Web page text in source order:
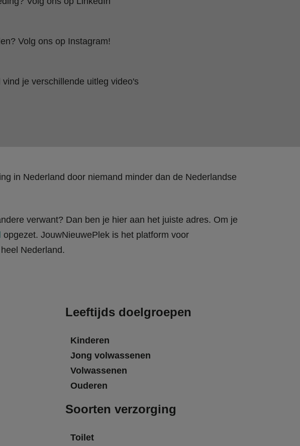
Volg ons op Instagram!
vind je verschillende uitleg video's
in Nederland door niemand minder dan de Nederlandse
verwant? Dan ben je hier aan het juiste adres. Om je
opgezet. JouwNieuwePlek is het platform voor
Nederland.
Leeftijds doelgroepen
Kinderen
Jong volwassenen
Volwassenen
Ouderen
Soorten verzorging
Toilet